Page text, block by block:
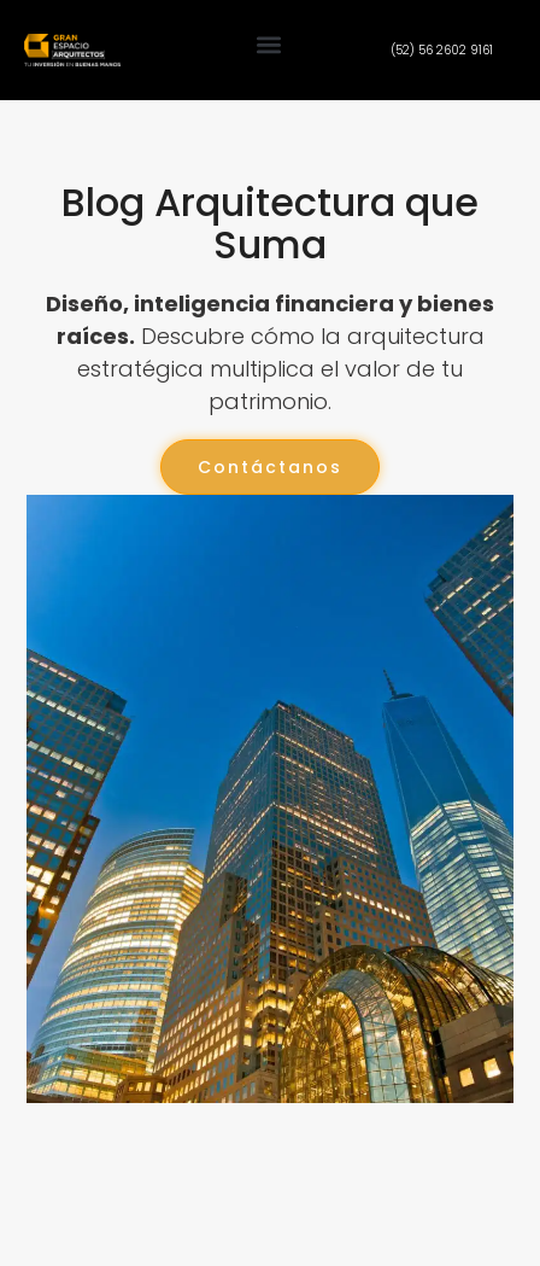
(52) 56 2602 9161
Blog Arquitectura que
Suma
Diseño, inteligencia financiera y bienes
raíces. Descubre cómo la arquitectura
estratégica multiplica el valor de tu
patrimonio.
Contáctanos